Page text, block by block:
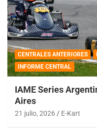
CENTRALES ANTERIORES
INFORME CENTRAL
IAME Series
Aires
21 julio, 2026 E-Kart